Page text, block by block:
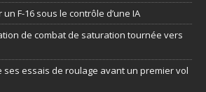
un F-16 sous le contrôle d’une IA
de combat de saturation tournée vers
ses essais de roulage avant un premier vol